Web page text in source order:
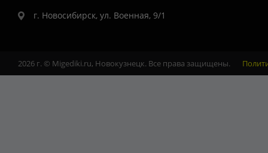
г. Новосибирск, ул. Военная, 9/1
2026 г. © Migediki.ru, Новокузнецк. Все права защищены.